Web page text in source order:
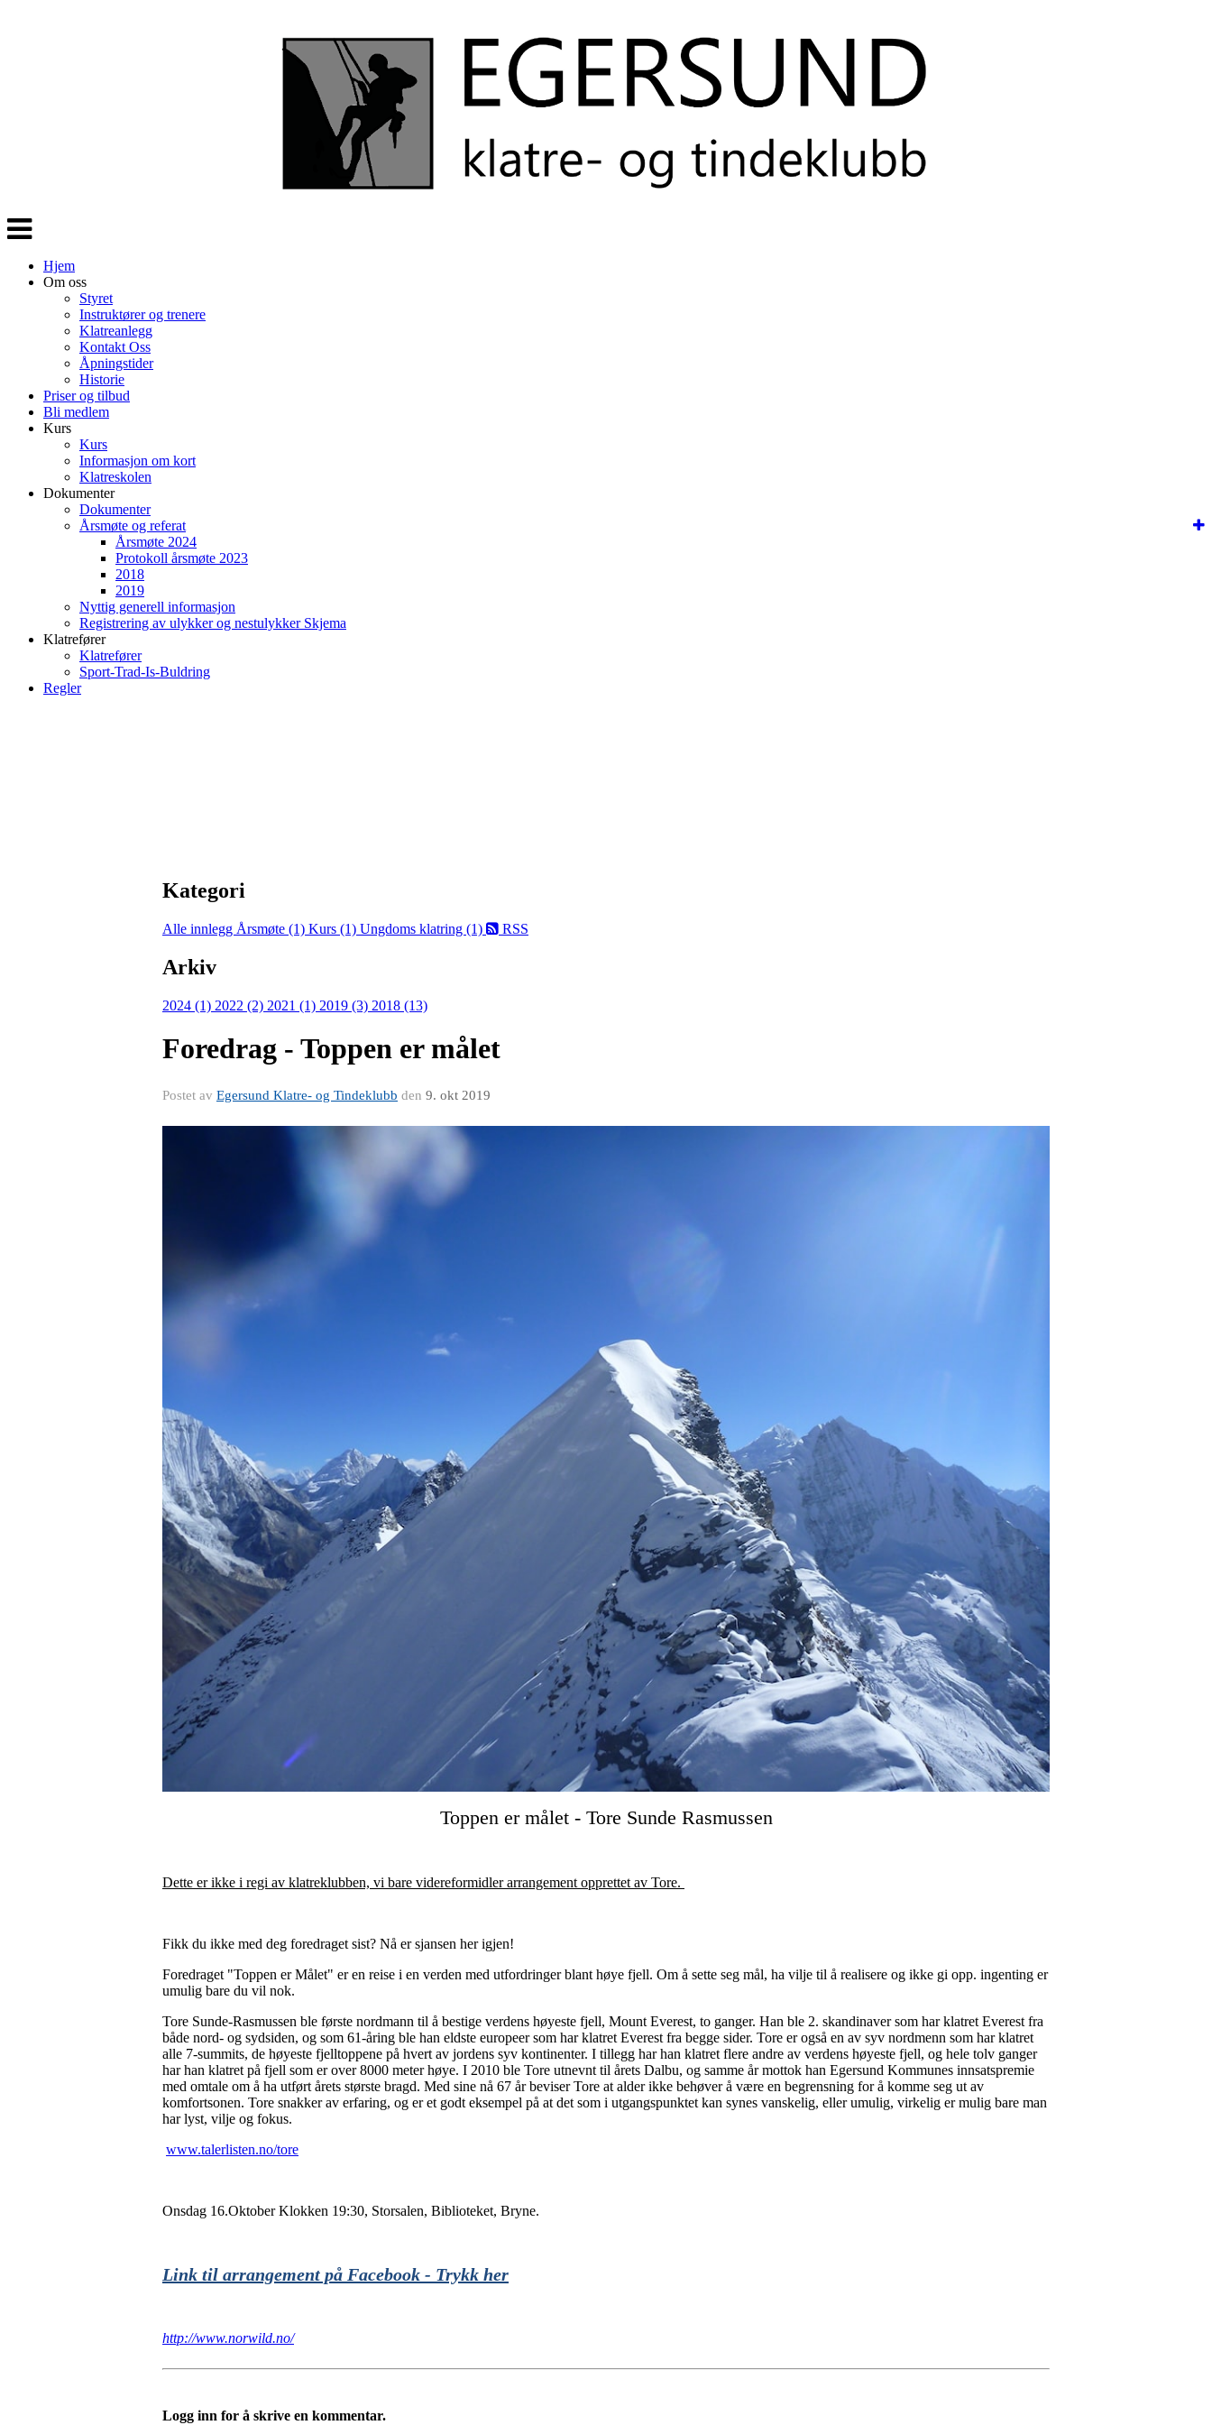
Veksle
navigasjon
Hjem
Om oss
Styret
Instruktører og trenere
Klatreanlegg
Kontakt Oss
Åpningstider
Historie
Priser og tilbud
Bli medlem
Kurs
Kurs
Informasjon om kort
Klatreskolen
Dokumenter
Dokumenter
Årsmøte og referat
Årsmøte 2024
Protokoll årsmøte 2023
2018
2019
Nyttig generell informasjon
Registrering av ulykker og nestulykker Skjema
Klatrefører
Klatrefører
Sport-Trad-Is-Buldring
Regler
Kategori
Alle innlegg Årsmøte (1) Kurs (1) Ungdoms klatring (1) RSS
Arkiv
2024 (1) 2022 (2) 2021 (1) 2019 (3) 2018 (13)
Foredrag - Toppen er målet
Postet av Egersund Klatre- og Tindeklubb den 9. okt 2019
Toppen er målet - Tore Sunde Rasmussen
Dette er ikke i regi av klatreklubben, vi bare videreformidler arrangement opprettet av Tore.
Fikk du ikke med deg foredraget sist? Nå er sjansen her igjen!
Foredraget "Toppen er Målet" er en reise i en verden med utfordringer blant høye fjell. Om å sette seg mål, ha vilje til å realisere og ikke gi opp. ingenting er
umulig bare du vil nok.
Tore Sunde-Rasmussen ble første nordmann til å bestige verdens høyeste fjell, Mount Everest, to ganger. Han ble 2. skandinaver som har klatret Everest fra
både nord- og sydsiden, og som 61-åring ble han eldste europeer som har klatret Everest fra begge sider. Tore er også en av syv nordmenn som har klatret
alle 7-summits, de høyeste fjelltoppene på hvert av jordens syv kontinenter. I tillegg har han klatret flere andre av verdens høyeste fjell, og hele tolv ganger
har han klatret på fjell som er over 8000 meter høye. I 2010 ble Tore utnevnt til årets Dalbu, og samme år mottok han Egersund Kommunes innsatspremie
med omtale om å ha utført årets største bragd. Med sine nå 67 år beviser Tore at alder ikke behøver å være en begrensning for å komme seg ut av
komfortsonen. Tore snakker av erfaring, og er et godt eksempel på at det som i utgangspunktet kan synes vanskelig, eller umulig, virkelig er mulig bare man
har lyst, vilje og fokus.
www.talerlisten.no/tore
Onsdag 16.Oktober Klokken 19:30, Storsalen, Biblioteket, Bryne.
Link til arrangement på Facebook - Trykk her
http://www.norwild.no/
Logg inn for å skrive en kommentar.